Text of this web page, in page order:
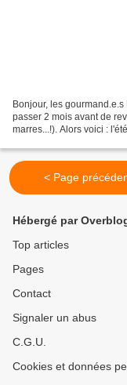
Bonjour, les
passer 2 mois avant de
marres...!). Alors voici :
< Page
Hébergé par
Top articles
Pages
Contact
Signaler un abus
C.G.U.
Cookies et données